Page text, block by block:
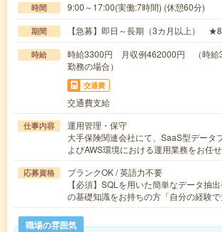
時間 9:00～17:00(実働:7時間) (休憩60分)
期間 【急募】即日～長期（3カ月以上） ★8
時給
時給3300円 月収例462000円 （時給
勤務の場合）
交通費
交通費支給
仕事内容
運用管理・保守
大手保険関連会社にて、SaaS型データ
よびAWS環境における運用業務をお任
応募資格
ブランクOK / 英語力不要
【必須】SQLを用いた簡単なデータ抽
の基礎知識をお持ちの方「自分の経験
職場の雰囲気